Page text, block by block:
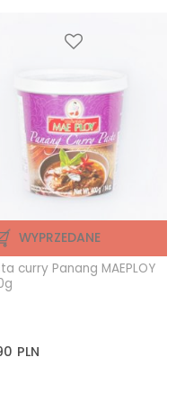
WYPRZEDANE
curry Panang MAEPLOY
PLN